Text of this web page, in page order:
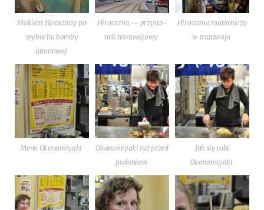
Makie­ta Hiro­szi­my po
wybu­chu bom­by
atomowej
Hiro­szi­ma — przy­sta­
nek tramwajowy
Hiro­szi­ma motor­ni­czy
w tramwaju
Menu Okonomiyaki
Oko­no­miy­aki tuż przed
podaniem
Jak się robi
Okonomiyaki